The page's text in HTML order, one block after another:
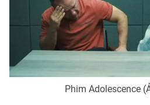
Góc doanh nghiệp
Truyền hình
Phim VTV
Hậu trường
Nhân vật
Giải trí
Điện ảnh
Đời sống
Phim Adolescence